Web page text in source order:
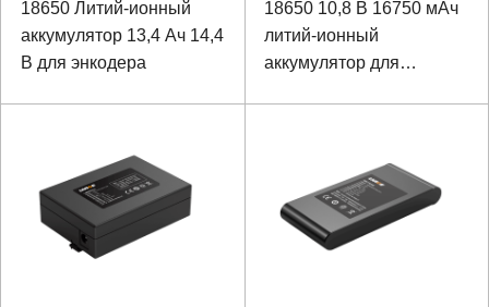
18650 Литий-ионный
аккумулятор 13,4 Ач 14,4
В для энкодера
18650 10,8 В 16750 мАч
литий-ионный
аккумулятор для